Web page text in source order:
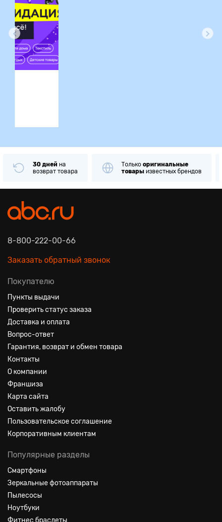
30 дней на
возврат товара
Только оригинальные
товары известных брендов
8-800-222-00-66
Заказать обратный звонок
Покупателю
Пункты выдачи
Проверить статус заказа
Доставка и оплата
Вопрос-ответ
Гарантия, возврат и обмен товара
Контакты
О компании
Франшиза
Карта сайта
Оставить жалобу
Пользовательское соглашение
Корпоративным клиентам
Популярные разделы
Смартфоны
Зеркальные фотоаппараты
Пылесосы
Ноутбуки
Фитнес браслеты